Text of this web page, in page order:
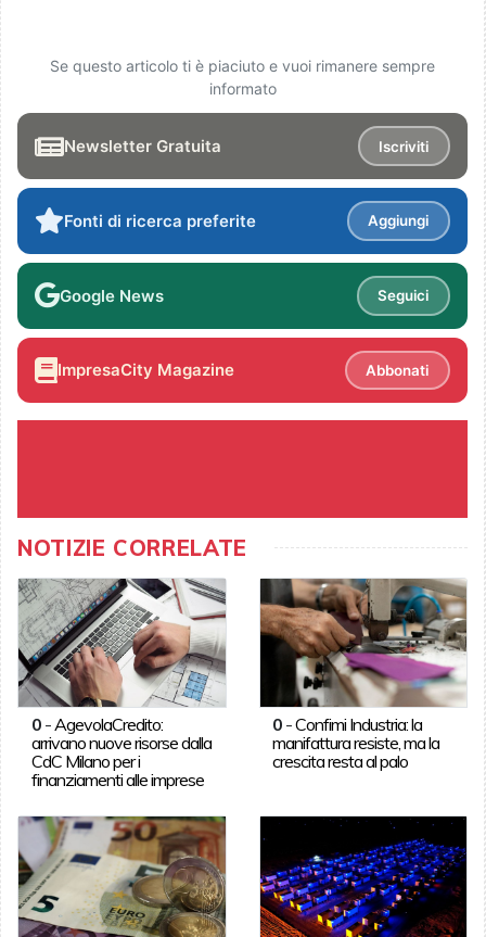
Se questo articolo ti è piaciuto e vuoi rimanere sempre
informato
Newsletter Gratuita Iscriviti
Fonti di ricerca preferite Aggiungi
Google News Seguici
ImpresaCity Magazine Abbonati
NOTIZIE CORRELATE
0- AgevolaCredito:
arrivano nuove risorse dalla
CdC Milano per i
finanziamenti alle imprese
0 -Confimi Industria: la
manifattura resiste, ma la
crescita resta al palo